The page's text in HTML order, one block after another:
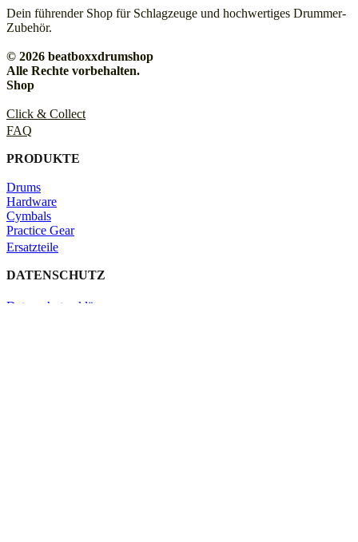
Dein führender Shop für Schlagzeuge und hochwertiges Drummer-
Zubehör.
© 2026 beatboxxdrumshop
Alle Rechte vorbehalten.
Shop
Click & Collect
FAQ
PRODUKTE
Drums
Hardware
Cymbals
Practice Gear
Ersatzteile
DATENSCHUTZ
Datenschutzerklärung